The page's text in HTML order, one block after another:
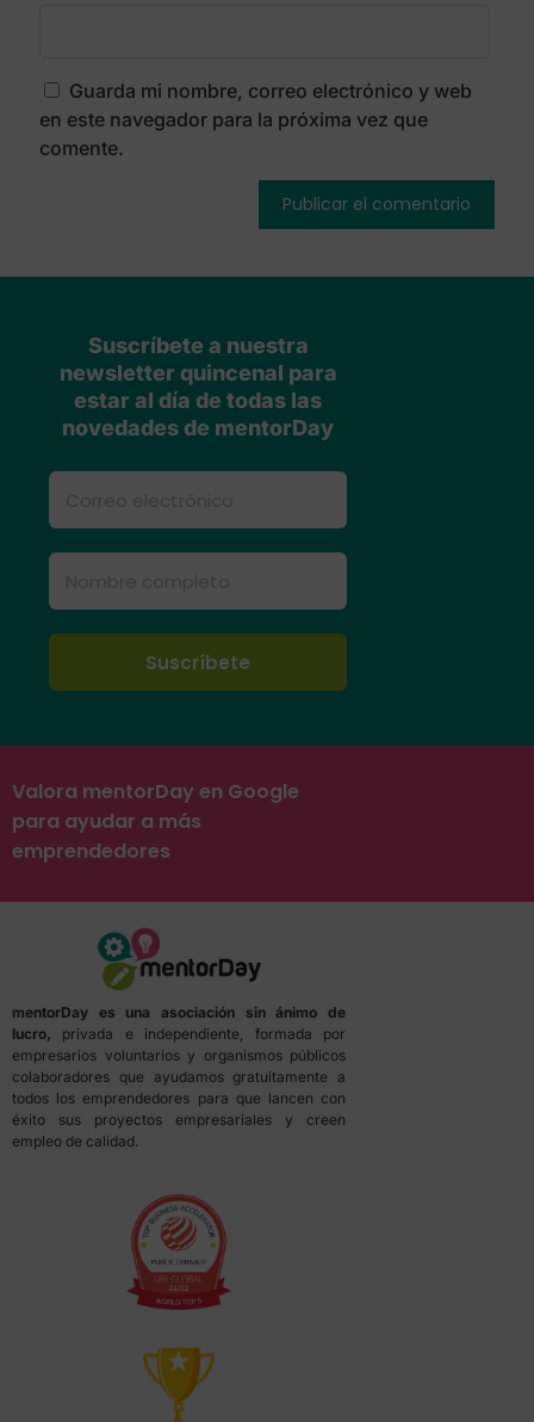
Guarda mi nombre, correo electrónico y web
en este navegador para la próxima vez que
comente.
Suscríbete a nuestra
newsletter quincenal para
estar al día de todas las
novedades de mentorDay
Valora mentorDay en Google
para ayudar a más
emprendedores
mentorDay es una asociación sin ánimo de
lucro, privada e independiente, formada por
empresarios voluntarios y organismos públicos
colaboradores que ayudamos gratuitamente a
todos los emprendedores para que lancen con
éxito sus proyectos empresariales y creen
empleo de calidad.